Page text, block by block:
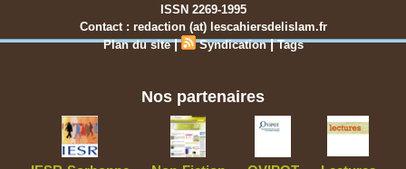
ISSN 2269-1995
Contact : redaction (at) lescahiersdelislam.fr
Plan du site | Syndication |Tags
Nos partenaires